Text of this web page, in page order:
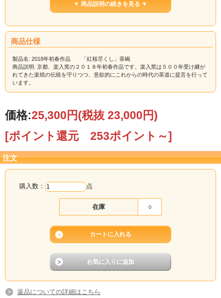
【サイズ】 径11.8cm ×高8.5cm
【ご注意】在庫切れの場合、納品までお日にち
を頂戴する場合がございます。
その際にはご注文承り後、当店からご連絡いたし
ます。
▼ 商品説明の続きを見る ▼
商品仕様
製品名: 2018年初春作品 「紅桜尽くし」茶碗
商品説明: 京都、楽入窯の２０１８年初春作品です。楽入窯は５００年受け継が
れてきた楽焼の伝統を守りつつ、意欲的にこれからの時代の茶道に提言を行って
います。
価格:25,300円(税抜 23,000円)
[ポイント還元 253ポイント～]
注文
購入数： 点
在庫 ○
返品についての詳細はこちら